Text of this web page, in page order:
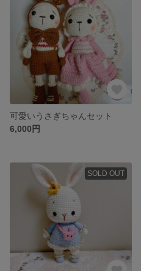
可愛いうさぎちゃんセット
6,000円
SOLD OUT